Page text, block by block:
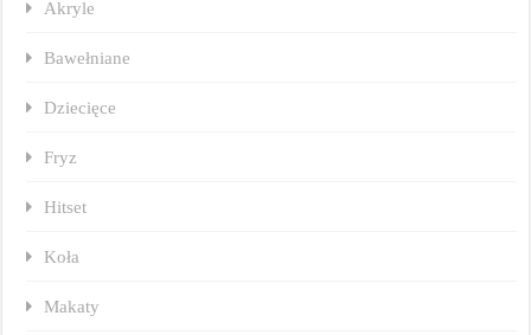
Akryle
Bawełniane
Dziecięce
Fryz
Hitset
Koła
Makaty